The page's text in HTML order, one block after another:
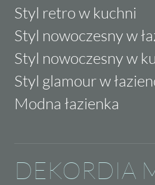
Styl retro w kuchni
Styl nowoczesny w
Styl nowoczesny w
Styl glamour w
Modna łazienka
DEKORDIA